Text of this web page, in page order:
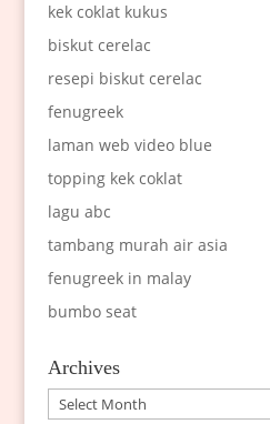
kek coklat kukus
biskut cerelac
resepi biskut cerelac
fenugreek
laman web video blue
topping kek coklat
lagu abc
tambang murah air asia
fenugreek in malay
bumbo seat
Archives
Archives